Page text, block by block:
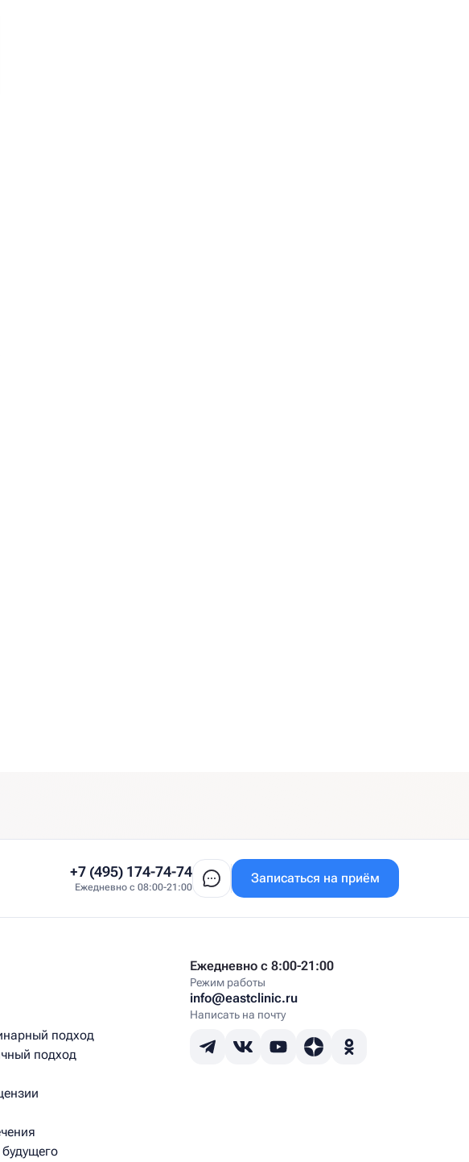
+7 (495) 174-74-74
Ежедневно с 08:00-21:00
Записаться на приём
подход
подход
Ежедневно с 8:00-21:00
Режим работы
info@eastclinic.ru
Написать на почту